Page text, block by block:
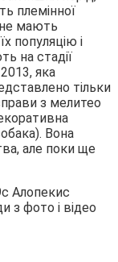
племінної
не мають
популяцію і
на стадії
яка
тільки
з мелитео
Вона
але поки ще